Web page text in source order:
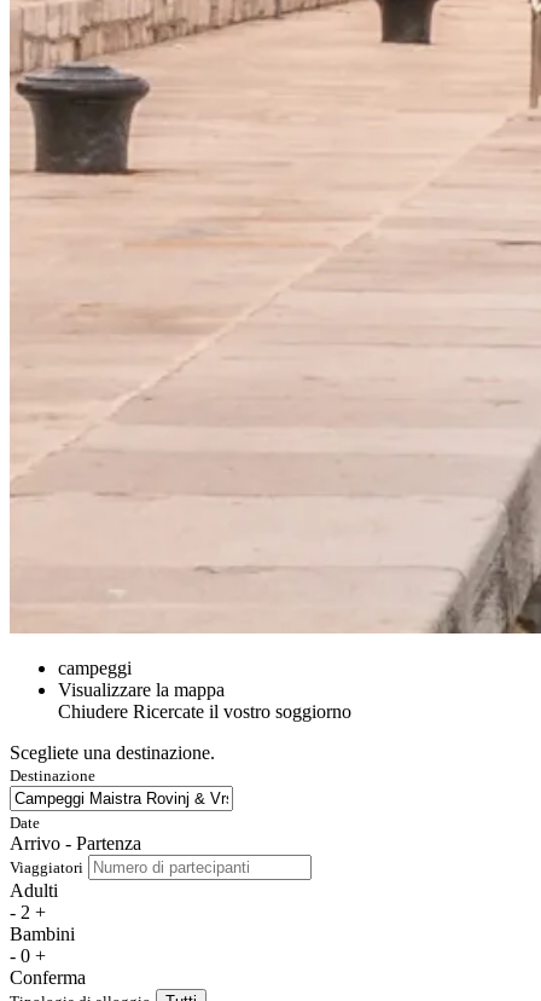
campeggi
Visualizzare la mappa
Chiudere Ricercate il vostro soggiorno
Scegliete una destinazione.
Destinazione
Date
Arrivo - Partenza
Viaggiatori
Adulti
- 2 +
Bambini
- 0 +
Conferma